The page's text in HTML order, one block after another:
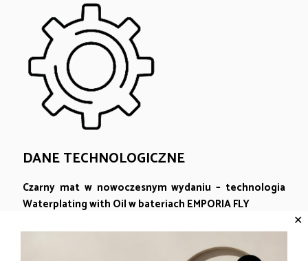
DANE TECHNOLOGICZNE
Czarny mat w nowoczesnym wydaniu – technologia
Waterplating with Oil w bateriach EMPORIA FLY
✕